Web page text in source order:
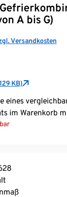
A bis G)
Versandkosten
KB)
eines
im Warenkorb